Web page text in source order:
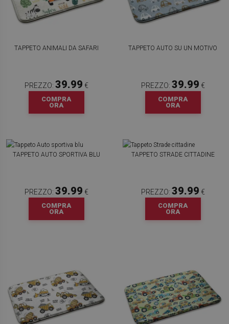
TAPPETO ANIMALI DA SAFARI
PREZZO: 39.99 €
COMPRA
ORA
TAPPETO AUTO SU UN MOTIVO
PREZZO: 39.99 €
COMPRA
ORA
TAPPETO AUTO SPORTIVA BLU
PREZZO: 39.99 €
COMPRA
ORA
TAPPETO STRADE CITTADINE
PREZZO: 39.99 €
COMPRA
ORA